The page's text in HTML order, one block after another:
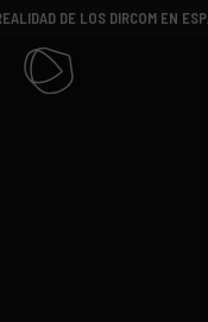
LOS DIRCOM EN ESPAÑA